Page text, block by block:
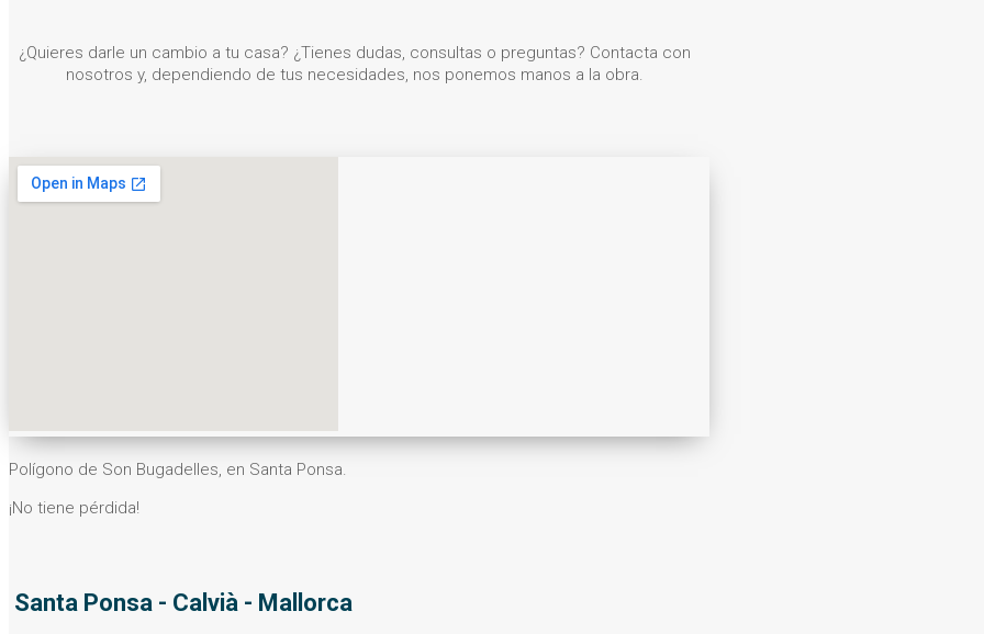
¿Quieres darle un cambio a tu casa? ¿Tienes dudas, consultas o preguntas? Contacta con
nosotros y, dependiendo de tus necesidades, nos ponemos manos a la obra.
Polígono de Son Bugadelles, en Santa Ponsa.
¡No tiene pérdida!
Santa Ponsa - Calvià - Mallorca